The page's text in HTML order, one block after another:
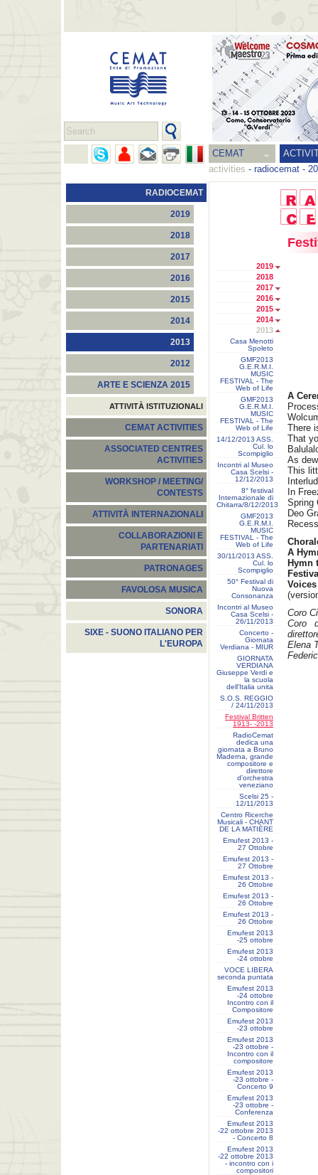
CEMAT
activities - radiocemat -
RADIOCEMAT
2019
2018
2017
2016
2015
2014
2013
2012
ARTE E SCIENZA 2015
ATTIVITÀ ISTITUZIONALI
CEMAT ACTIVITIES
ASSOCIATED CENTRES
ACTIVITIES
WORKSHOP / MEETING/
CONTESTS
ATTIVITÀ INTERNAZIONALI
COLLABORAZIONI E
PARTENARIATI
PATRONAGES
FAVOLOSA MUSICA
SONORA
SIXE - SUONO ITALIANO PER
L'EUROPA
2019
2018
2017
2016
2015
2014
2013
Casa Menotti
Spoleto
GMF2013
G.E.R.M.I.
MUSIC
FESTIVAL - The
Web of Life
GMF2013
G.E.R.M.I.
MUSIC
FESTIVAL - The
Web of Life
14/12/2013 ASS.
Cul. lo
Scompiglio
Incontri al Museo
Casa Scelsi -
12/12/2013
8° festival
Internazionale di
Chitarra/8/12/2013
GMF2013
G.E.R.M.I.
MUSIC
FESTIVAL - The
Web of Life
30/11/2013 ASS.
Cul. lo
Scompiglio
50° Festival di
Nuova
Consonanza
Incontri al Museo
Casa Scelsi -
26/11/2013
Concerto -
Giornata
Verdiana - MIUR
GIORNATA
VERDIANA
Giuseppe Verdi e
la scuola
dell’Italia unita
S.O.S. REGGIO
/ 24/11/2013
Festival Britten
1913- ‐2013
RadioCemat
dedica una
giornata a Bruno
Maderna, grande
compositore e
direttore
d’orchestra
veneziano
Scelsi 25 -
12/11/2013
Centro Ricerche
Musicali - CHANT
DE LA MATIÈRE
Emufest 2013 -
27 Ottobre
Emufest 2013 -
27 Ottobre
Emufest 2013 -
26 Ottobre
Emufest 2013 -
26 Ottobre
Emufest 2013 -
26 Ottobre
Emufest 2013
-25 ottobre
Emufest 2013
-24 ottobre
VOCE LIBERA
seconda puntata
Emufest 2013
-24 ottobre
Incontro con il
Compositore
Emufest 2013
-23 ottobre
Emufest 2013
-23 ottobre -
Incontro con il
compositore
Emufest 2013
-23 ottobre -
Concerto 9
Emufest 2013
-23 ottobre -
Conferenza
Emufest 2013
-22 ottobre 2013
- Concerto 8
Emufest 2013
-22 ottobre 2013
- incontro con i
compositori
A
There
That
As
This
In
Spring
Deo
A
Hymn
Coro
Coro
Elena